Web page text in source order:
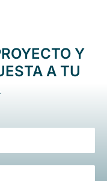
Y
A TU